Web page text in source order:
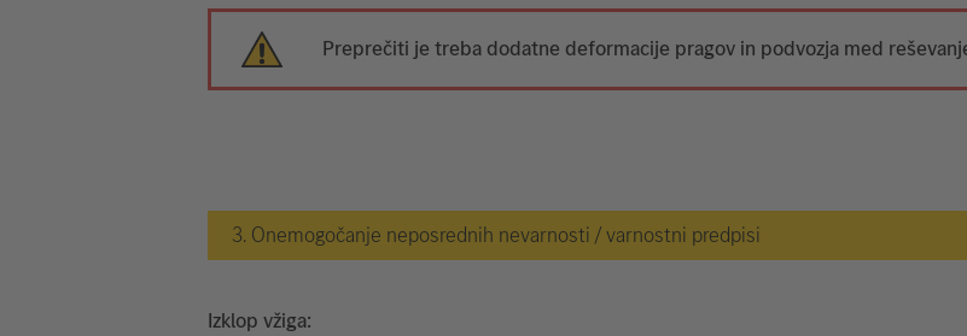
Preprečiti je treba dodatne deformacije pragov in podvozja med
3. Onemogočanje neposrednih nevarnosti / varnostni predpisi
Izklop vžiga: